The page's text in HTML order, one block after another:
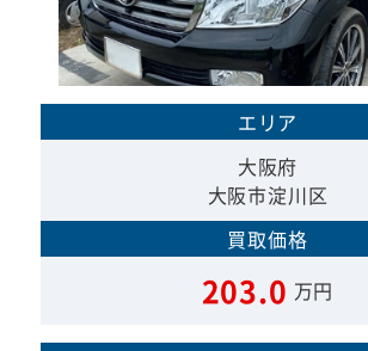
エリア
大阪府
大阪市淀川区
買取価格
203.0 万円